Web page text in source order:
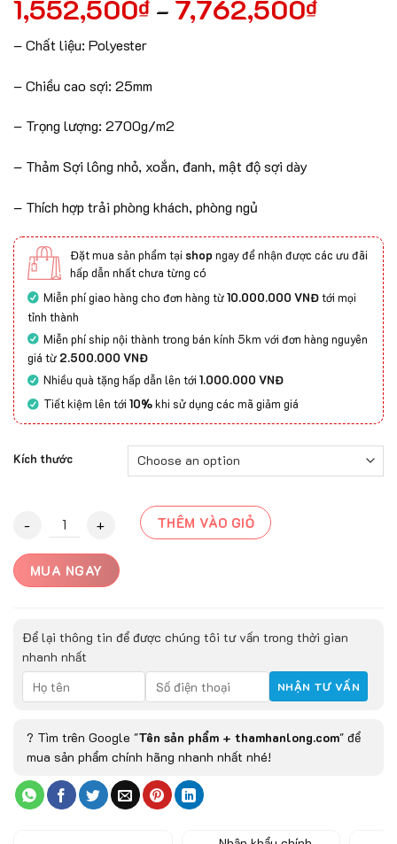
1,552,500₫ – 7,762,500₫
– Chất liệu: Polyester
– Chiều cao sợi: 25mm
– Trọng lượng: 2700g/m2
– Thảm Sợi lông nhỏ, xoắn, đanh, mật độ sợi dày
– Thích hợp trải phòng khách, phòng ngủ
Đặt mua sản phẩm tại shop ngay để nhận được các ưu đãi
hấp dẫn nhất chưa từng có
Miễn phí giao hàng cho đơn hàng từ10.000.000 VNĐtới mọi
tỉnh thành
Miễn phí ship nội thành trong bán kính 5km với đơn hàng nguyên
giá từ 2.500.000 VNĐ
Nhiều quà tặng hấp dẫn lên tới1.000.000 VNĐ
Tiết kiệm lên tới10%khi sử dụng các mã giảm giá
Kích thước
Thảm Trải Sàn 3G - 13 quantity
THÊM VÀO GIỎ
MUA NGAY
Để lại thông tin để được chúng tôi tư vấn trong thời gian
nhanh nhất
? Tìm trên Google "Tên sản phẩm + thamhanlong.com" để
mua sản phẩm chính hãng nhanh nhất nhé!